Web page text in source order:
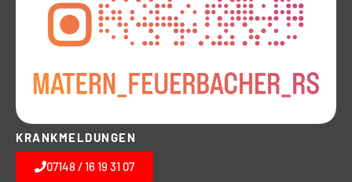
KRANKMELDUNGEN
07148 / 16 19 31 07